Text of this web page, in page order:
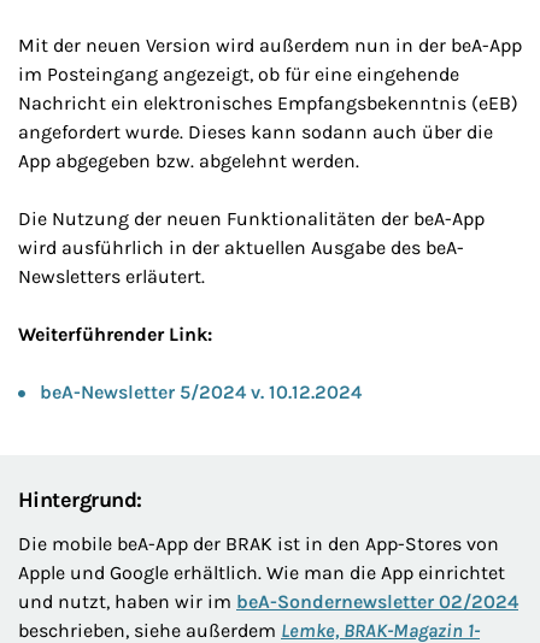
Mit der neuen Version wird außerdem nun in der beA-App
im Posteingang angezeigt, ob für eine eingehende
Nachricht ein elektronisches Empfangsbekenntnis (eEB)
angefordert wurde. Dieses kann sodann auch über die
App abgegeben bzw. abgelehnt werden.
Die Nutzung der neuen Funktionalitäten der beA-App
wird ausführlich in der aktuellen Ausgabe des beA-
Newsletters erläutert.
Weiterführender Link:
beA-Newsletter 5/2024 v. 10.12.2024
Hintergrund:
Die mobile beA-App der BRAK ist in den App-Stores von
Apple und Google erhältlich. Wie man die App einrichtet
und nutzt, haben wir im beA-Sondernewsletter 02/2024
beschrieben, siehe außerdem Lemke, BRAK-Magazin 1-